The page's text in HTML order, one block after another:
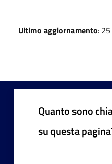
Ultimo aggiornamento:
Quanto sono
su questa